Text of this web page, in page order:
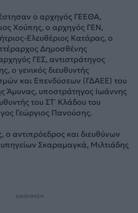
ο αρχηγός ΓΕΕΘΑ,
Χούπης, ο αρχηγός ΓΕΝ,
Ελευθέριος Κατάρας, ο
Δημοσθένης
ΓΕΣ, αντιστράτηγος
ο γενικός διευθυντής
και Επενδύσεων (ΓΔΑΕΕ) του
Άμυνας, υποστράτηγος Ιωάννης
του ΣΤ’ Κλάδου του
Γεώργιος Πανούσης.
ο αντιπρόεδρος και διευθύνων
Σκαραμαγκά, Μιλτιάδης
ΔΙΑΦΗΜΙΣΗ